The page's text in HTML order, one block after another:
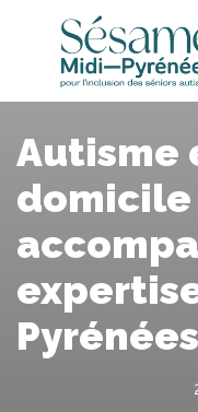
Autisme
domicile
Pyrénées